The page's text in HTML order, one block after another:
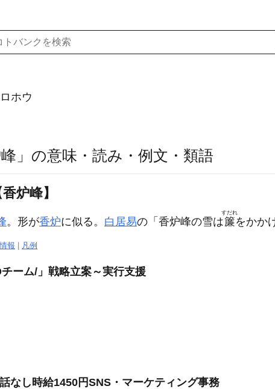
ホウ
峰」の意味・読み・例文・類語
炉峰】
。形が香炉に似る。 白居易の「香炉峰の雪は簾
すだれ
をかか
情報 凡例
ーム/」戦略立案～実行支援
なし時給1450円SNS・マーケティング事務